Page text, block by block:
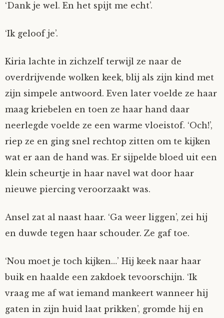
Bill-A-Cook
Björn
Clarity
Diderod
Faith
Fioontje
Henricus
Jack
Bill
‘Dank je wel. En het spijt me echt’.
‘Ik geloof je’.
Kiria lachte in zichzelf terwijl ze naar de
overdrijvende wolken keek, blij als zijn kind met
zijn simpele antwoord. Even later voelde ze haar
maag kriebelen en toen ze haar hand daar
neerlegde voelde ze een warme vloeistof. ‘Och!’,
riep ze en ging snel rechtop zitten om te kijken
wat er aan de hand was. Er sijpelde bloed uit een
klein scheurtje in haar navel wat door haar
nieuwe piercing veroorzaakt was.
Ansel zat al naast haar. ‘Ga weer liggen’, zei hij
en duwde tegen haar schouder. Ze gaf toe.
‘Nou moet je toch kijken…’ Hij keek naar haar
buik en haalde een zakdoek tevoorschijn. ‘Ik
vraag me af wat iemand mankeert wanneer hij
gaten in zijn huid laat prikken’, gromde hij en